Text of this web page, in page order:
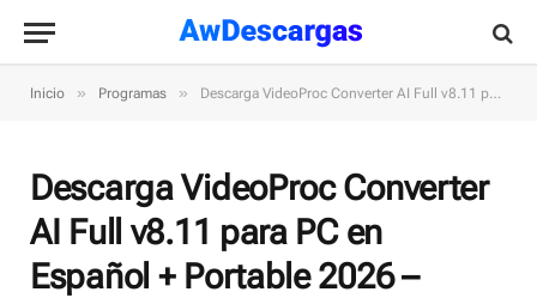
Inicio » Programas » Descarga VideoProc Converter AI Full v8.11 para PC en Español + Portable 2026 – Convertidor y editor integral
Descarga VideoProc Converter
AI Full v8.11 para PC en
Español + Portable 2026 –